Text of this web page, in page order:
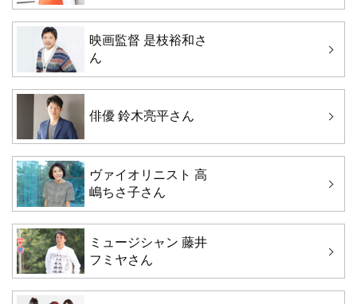
映画監督 是枝裕和さ
ん
俳優 鈴木亮平さん
ヴァイオリニスト 高
嶋ちさ子さん
ミュージシャン 藤井
フミヤさん